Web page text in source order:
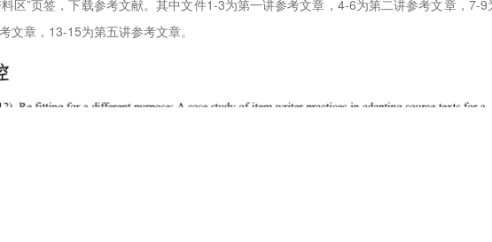
区”页签，下载参考文献。其中文件1-3为第一讲参考文章，4-6为第二讲参考文章，7-9
文章，13-15为第五讲参考文章。